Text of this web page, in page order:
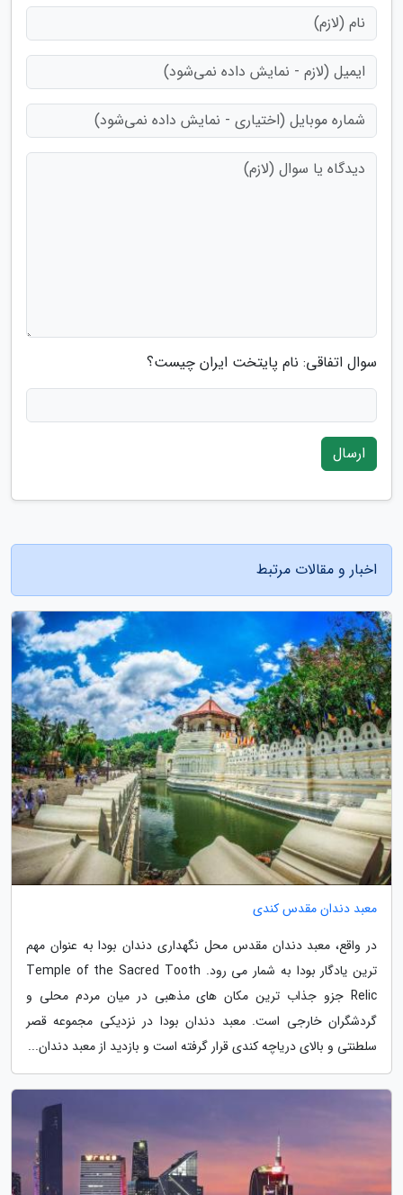
سوال اتفاقی: نام پایتخت ایران چیست؟
ارسال
اخبار و مقالات مرتبط
معبد دندان مقدس کندی
در واقع، معبد دندان مقدس محل نگهداری دندان بودا به عنوان مهم
ترین یادگار بودا به شمار می رود. Temple of the Sacred Tooth
Relic جزو جذاب ترین مکان های مذهبی در میان مردم محلی و
گردشگران خارجی است. معبد دندان بودا در نزدیکی مجموعه قصر
سلطنتی و بالای دریاچه کندی قرار گرفته است و بازدید از معبد دندان...